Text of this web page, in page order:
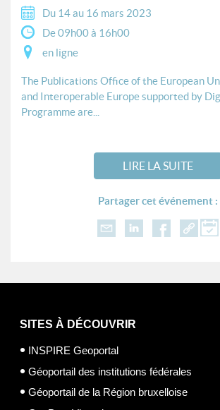
Du 14 au 16 mars 2023
De 09h00 à 16h00
en ligne
The Publications Office of the European
and Interoperable Europe supported by
Programme are...
LIRE LA SUITE
Partager cet événement :
SITES À DÉCOUVRIR
INSPIRE Geoportal
Géoportail des institutions fédérales
Géoportail de la Région bruxelloise